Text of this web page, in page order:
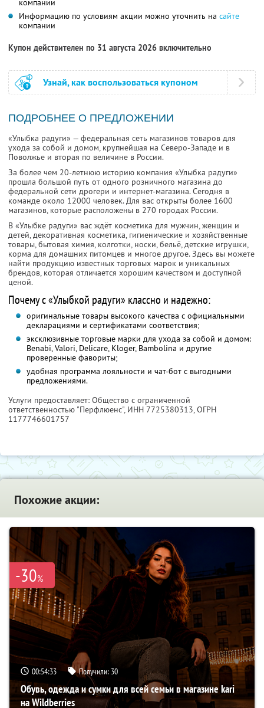
компании
Информацию по условиям акции можно уточнить на сайте
компании
Купон действителен по 31 августа 2026 включительно
Узнай, как воспользоваться купоном
ПОДРОБНЕЕ О ПРЕДЛОЖЕНИИ
«Улыбка радуги» — федеральная сеть магазинов товаров для
ухода за собой и домом, крупнейшая на Северо-Западе и в
Поволжье и вторая по величине в России.
За более чем 20-летнюю историю компания «Улыбка радуги»
прошла большой путь от одного розничного магазина до
федеральной сети дрогери и интернет-магазина. Сегодня в
команде около 12000 человек. Для вас открыты более 1600
магазинов, которые расположены в 270 городах России.
В «Улыбке радуги» вас ждёт косметика для мужчин, женщин и
детей, декоративная косметика, гигиенические и хозяйственные
товары, бытовая химия, колготки, носки, бельё, детские игрушки,
корма для домашних питомцев и многое другое. Здесь вы можете
найти продукцию известных торговых марок и уникальных
брендов, которая отличается хорошим качеством и доступной
ценой.
Почему с «Улыбкой радуги» классно и надежно:
оригинальные товары высокого качества с официальными
декларациями и сертификатами соответствия;
эксклюзивные торговые марки для ухода за собой и домом:
Benabi, Valori, Delicare, Kloger, Bambolina и другие
проверенные фавориты;
удобная программа лояльности и чат-бот с выгодными
предложениями.
Услуги предоставляет: Общество с ограниченной
ответственностью "Перфлюенс", ИНН 7725380313, ОГРН
1177746601757
Похожие акции:
-30%
00:54:32 Получили: 30
Обувь, одежда и сумки для всей семьи в магазине kari
на Wildberries